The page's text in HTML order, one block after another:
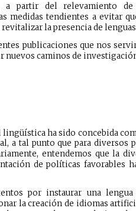
a partir del relevamiento
medidas tendientes a evitar
la presencia de
publicaciones que nos
nuevos caminos de
lingüística ha sido concebida
a tal punto que para diversos
entendemos que la
de políticas favorables
por instaurar una lengua
la creación de idiomas